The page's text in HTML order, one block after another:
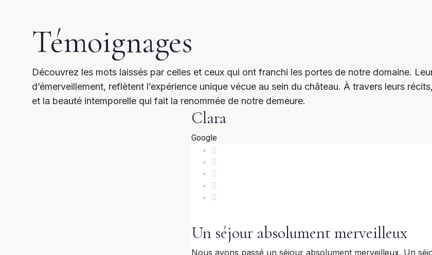
Témoignages
Découvrez les mots laissés par celles et ceux qui ont franchi les portes de notre domaine.
d’émerveillement, reflètent l’expérience unique vécue au sein du château. À travers leurs
et la beauté intemporelle qui fait la renommée de notre demeure.
Clara
Google
Un séjour absolument merveilleux
Nous avons passé un séjour absolument merveilleux. Un